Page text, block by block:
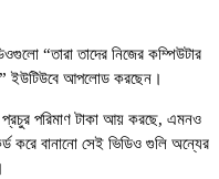
“তারা তাদের নিজের কম্পিউটার
ইউটিউবে আপলোড করছেন।
পরিমাণ টাকা আয় করছে, এমনও
করে বানানো সেই ভিডিও গুলি অন্যের